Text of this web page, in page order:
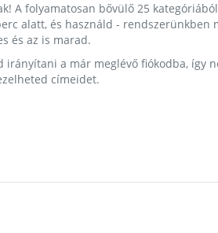
A folyamatosan bővülő 25
alatt, és használd - rendszerünkben
és az is marad.
a már meglévő fiókodba, így
címeidet.